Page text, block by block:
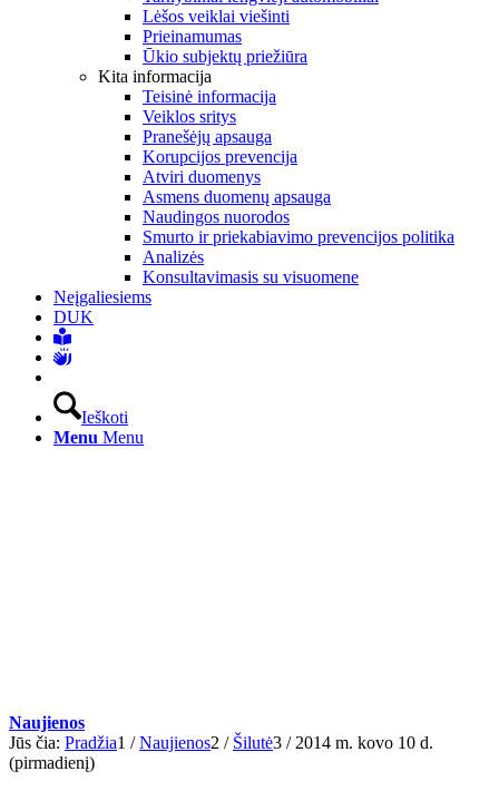
Lėšos veiklai viešinti
Prieinamumas
Ūkio subjektų priežiūra
Kita informacija
Teisinė informacija
Veiklos sritys
Pranešėjų apsauga
Korupcijos prevencija
Atviri duomenys
Asmens duomenų apsauga
Naudingos nuorodos
Smurto ir priekabiavimo prevencijos politika
Analizės
Konsultavimasis su visuomene
Neįgaliesiems
DUK
Ieškoti
Menu Menu
Naujienos
Jūs čia: Pradžia1 / Naujienos2 / Šilutė3 / 2014 m. kovo 10 d.
(pirmadienį)